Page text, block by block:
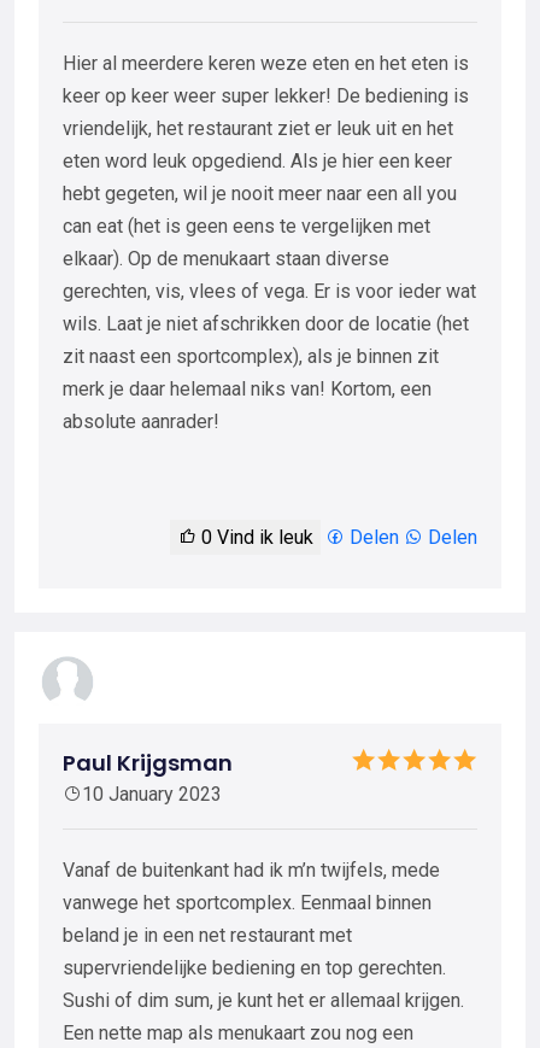
Hier al meerdere keren weze eten en het eten is
keer op keer weer super lekker! De bediening is
vriendelijk, het restaurant ziet er leuk uit en het
eten word leuk opgediend. Als je hier een keer
hebt gegeten, wil je nooit meer naar een all you
can eat (het is geen eens te vergelijken met
elkaar). Op de menukaart staan diverse
gerechten, vis, vlees of vega. Er is voor ieder wat
wils. Laat je niet afschrikken door de locatie (het
zit naast een sportcomplex), als je binnen zit
merk je daar helemaal niks van! Kortom, een
absolute aanrader!
0 Vind ik leuk Delen Delen
Paul Krijgsman
10 January 2023
Vanaf de buitenkant had ik m’n twijfels, mede
vanwege het sportcomplex. Eenmaal binnen
beland je in een net restaurant met
supervriendelijke bediening en top gerechten.
Sushi of dim sum, je kunt het er allemaal krijgen.
Een nette map als menukaart zou nog een